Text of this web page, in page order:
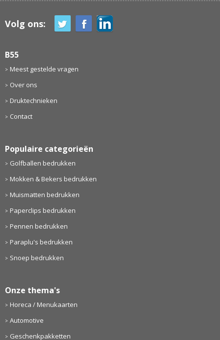
Volg ons:
B55
Meest gestelde vragen
Over ons
Druktechnieken
Contact
Populaire categorieën
Golfballen bedrukken
Mokken & Bekers bedrukken
Muismatten bedrukken
Paperclips bedrukken
Pennen bedrukken
Paraplu's bedrukken
Snoep bedrukken
Onze thema's
Horeca / Menukaarten
Automotive
Geschenkpakketten